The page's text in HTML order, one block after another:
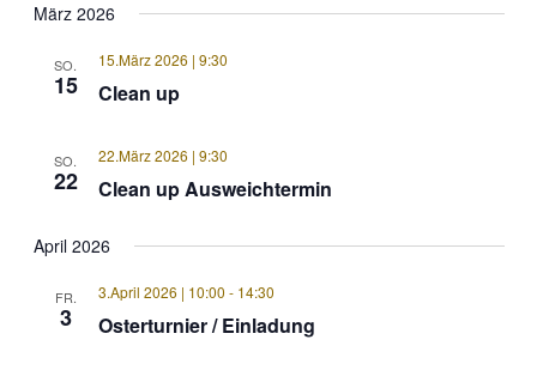
März 2026
SO.
15 Clean up
15.März 2026 | 9:30
SO.
22 Clean up Ausweichtermin
22.März 2026 | 9:30
April 2026
FR.
3 Osterturnier / Einladung
3.April 2026 | 10:00 - 14:30